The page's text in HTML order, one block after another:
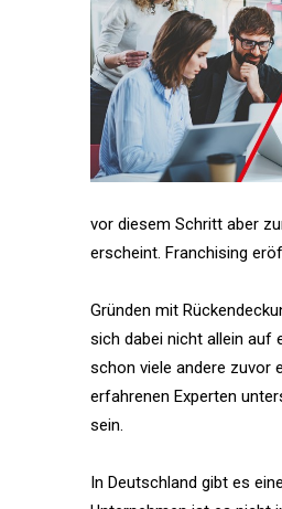
vor diesem Schritt aber
erscheint. Franchising
Gründen mit
sich dabei nicht allein auf
schon viele andere zuvor
erfahrenen Experten
sein.
In Deutschland gibt es